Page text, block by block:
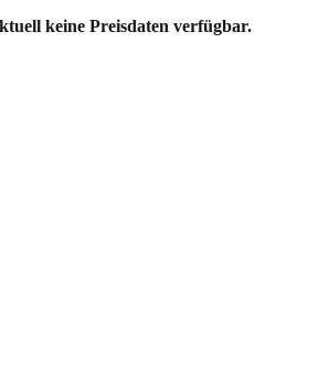
keine Preisdaten verfügbar.